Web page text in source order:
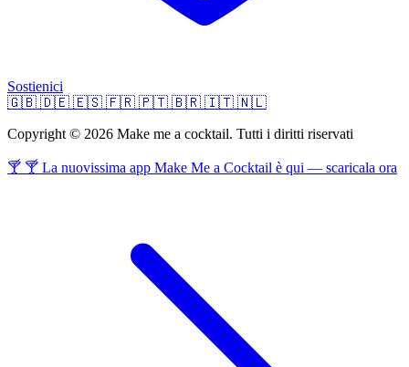
Sostienici
🇬🇧 🇩🇪 🇪🇸 🇫🇷 🇵🇹 🇧🇷 🇮🇹 🇳🇱
Copyright © 2026 Make me a cocktail. Tutti i diritti riservati
🍸 🍸 La nuovissima app Make Me a Cocktail è qui — scaricala ora